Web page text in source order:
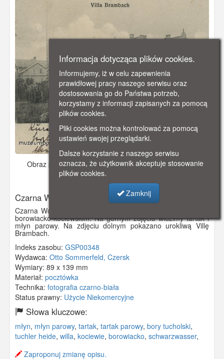
Obraz pochodzi zok. 1910 r.Dodano: 2019-10-19 21:56
Wyświetlono: 3596
Czarna Woda
Czarna Woda- miasto w Borach Tucholskich, na pograniczu
borowiacko-kociewskim. Na górnym zdjęciu widzimy tartak i
młyn parowy. Na zdjęciu dolnym pokazano urokliwą Villę
Brambach.
Indeks zasobu: GSP00348
Wydawca: Otto Sommerfeld, Czersk
Wymiary: 89 x 139 mm
Materiał: pocztówka
Technika: fotografia czarno-biała
Status prawny: Użycie Niekomercyjne
Słowa kluczowe:
młyn, młyn parowy, tartak, tartak parowy, bory tucholski,
tuchler heide, willa, kociewie, borowiacko, schwarzwasser,
Zaproponuj zmianę opisu.
Informacja dotycząca plików cookies.
Informujemy, iż w celu zapewnienia
prawidłowej pracy naszego serwisu oraz
dostosowania go do Państwa potrzeb,
korzystamy z informacji zapisanych za pomocą
plików cookies.
Pliki cookies można kontrolować za pomocą
ustawień swojej przeglądarki.
Dalsze korzystanie z naszego serwisu
oznacza, że użytkownik akceptuje stosowanie
plików cookies.
Zamknij